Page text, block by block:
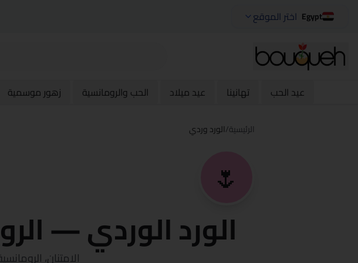
Egypt اختر الموقع
زهور موسمية الحب والرومانسية عيد ميلاد تهانينا عيد الحب
الرئيسية/الورد وردي
🌷
الورد الوردي —
الامتنان،